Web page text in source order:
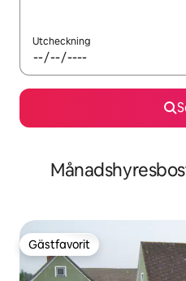
Utcheckning
Gästfavorit
Gästfavorit